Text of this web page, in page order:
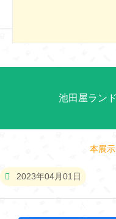
池田屋ラン
本展
2023年04月01日